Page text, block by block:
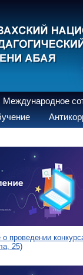
Международное
проведении
25)